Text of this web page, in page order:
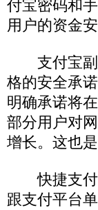
付宝密码和
用户的资金
支付宝副
格的安全承
明确承诺将
部分用户对
增长。这也
快捷支付
跟支付平台